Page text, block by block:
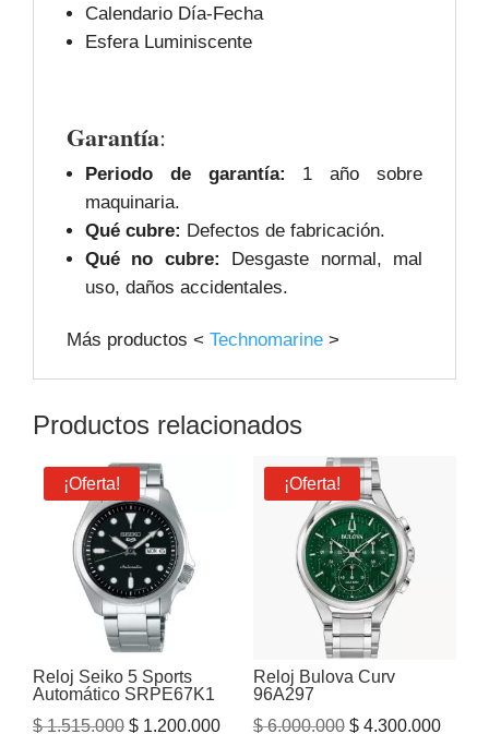
Calendario Día-Fecha
Esfera Luminiscente
Garantía:
Periodo de garantía: 1 año sobre
maquinaria.
Qué cubre: Defectos de fabricación.
Qué no cubre: Desgaste normal, mal
uso, daños accidentales.
Más productos < Technomarine >
Productos relacionados
¡Oferta!
Reloj Seiko 5 Sports
Automático SRPE67K1
$1.515.000 El
$ 1.200.000El
¡Oferta!
Reloj Bulova Curv
96A297
$6.000.000 El
$4.300.000El